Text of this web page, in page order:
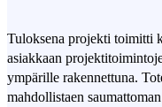
Tuloksena projekti toimitti
asiakkaan
ympärille rakennettuna.
mahdollistaen